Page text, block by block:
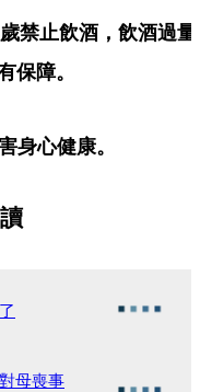
禁止飲酒，飲酒過量
保障。
身心健康。
母喪事